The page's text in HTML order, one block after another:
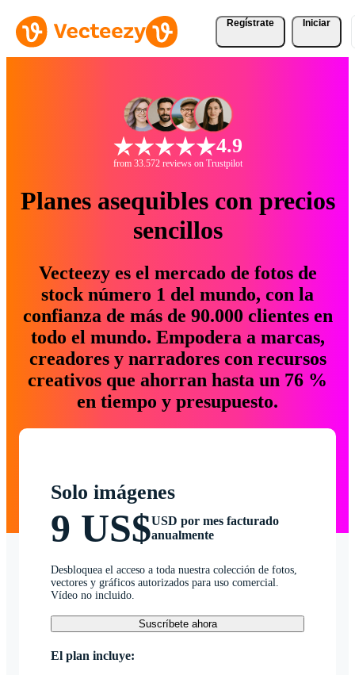
Regístrate Iniciar
4.9
from 33.572 reviews on Trustpilot
Planes asequibles con precios
sencillos
Vecteezy es el mercado de fotos de
stock número 1 del mundo, con la
confianza de más de 90.000 clientes en
todo el mundo. Empodera a marcas,
creadores y narradores con recursos
creativos que ahorran hasta un 76 %
en tiempo y presupuesto.
Solo imágenes
9 US$USD por mes facturado
anualmente
Desbloquea el acceso a toda nuestra colección de fotos,
vectores y gráficos autorizados para uso comercial.
Vídeo no incluido.
Suscríbete ahora
El plan incluye: